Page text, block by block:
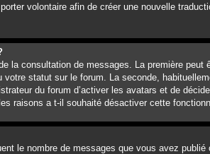
volontaire afin de créer une nouvelle
la consultation de messages. La première
statut sur le forum. La seconde,
du forum d’activer les avatars et de
raisons a t-il souhaité désactiver cette
le nombre de messages que vous avez